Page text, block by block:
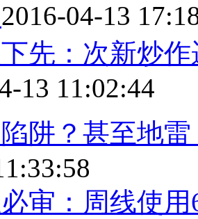
2016-04-13
先：次新炒
13 11:02:44
阱？甚至地
审：周线使